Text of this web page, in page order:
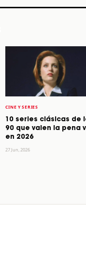
CINE Y SERIES
10 series clásicas de
90 que valen la pena
en 2026
27 Jun, 2026